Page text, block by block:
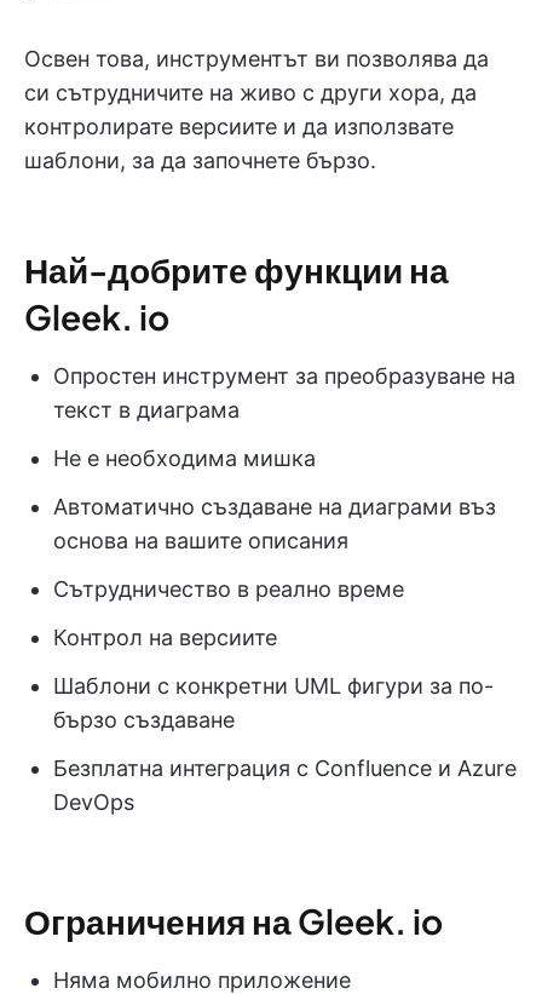
Освен това, инструментът ви позволява да
си сътрудничите на живо с други хора, да
контролирате версиите и да използвате
шаблони, за да започнете бързо.
Най-добрите функции на
Gleek. io
Опростен инструмент за преобразуване на
текст в диаграма
Не е необходима мишка
Автоматично създаване на диаграми въз
основа на вашите описания
Сътрудничество в реално време
Контрол на версиите
Шаблони с конкретни UML фигури за по-
бързо създаване
Безплатна интеграция с Confluence и Azure
DevOps
Ограничения на Gleek. io
Няма мобилно приложение